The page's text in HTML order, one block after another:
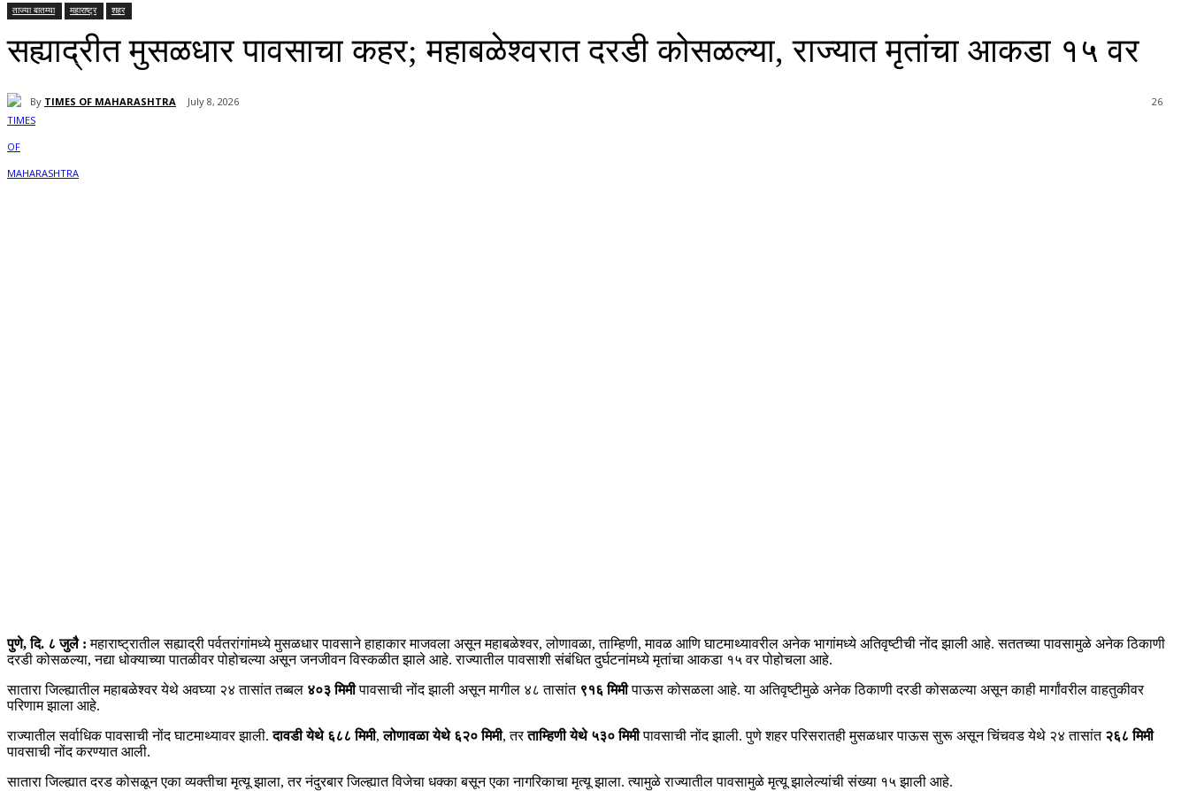
ताज्या बातम्या महाराष्ट्र शहर
सह्याद्रीत मुसळधार पावसाचा कहर; महाबळेश्वरात दरडी कोसळल्या, राज्यात मृतांचा आकडा १५ वर
By TIMES OF MAHARASHTRA July 8, 2026 26
पुणे, दि. ८ जुलै : महाराष्ट्रातील सह्याद्री पर्वतरांगांमध्ये मुसळधार पावसाने हाहाकार माजवला असून महाबळेश्वर, लोणावळा, ताम्हिणी, मावळ आणि घाटमाथ्यावरील अनेक भागांमध्ये अतिवृष्टीची नोंद झाली आहे. सततच्या पावसामुळे अनेक ठिकाणी
दरडी कोसळल्या, नद्या धोक्याच्या पातळीवर पोहोचल्या असून जनजीवन विस्कळीत झाले आहे. राज्यातील पावसाशी संबंधित दुर्घटनांमध्ये मृतांचा आकडा १५ वर पोहोचला आहे.
सातारा जिल्ह्यातील महाबळेश्वर येथे अवघ्या २४ तासांत तब्बल ४०३ मिमीपावसाची नोंद झाली असून मागील ४८ तासांत ९१६ मिमीपाऊस कोसळला आहे. या अतिवृष्टीमुळे अनेक ठिकाणी दरडी कोसळल्या असून काही मार्गांवरील वाहतुकीवर
परिणाम झाला आहे.
राज्यातील सर्वाधिक पावसाची नोंद घाटमाथ्यावर झाली.दावडी येथे ६८८ मिमी,लोणावळा येथे ६२० मिमी, तरताम्हिणी येथे ५३० मिमीपावसाची नोंद झाली. पुणे शहर परिसरातही मुसळधार पाऊस सुरू असून चिंचवड येथे २४ तासांत २६८ मिमी
पावसाची नोंद करण्यात आली.
सातारा जिल्ह्यात दरड कोसळून एका व्यक्तीचा मृत्यू झाला, तर नंदुरबार जिल्ह्यात विजेचा धक्का बसून एका नागरिकाचा मृत्यू झाला. त्यामुळे राज्यातील पावसामुळे मृत्यू झालेल्यांची संख्या १५ झाली आहे.